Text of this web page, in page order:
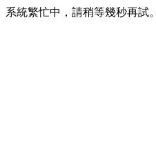
系統繁忙中，請稍等幾秒再試。